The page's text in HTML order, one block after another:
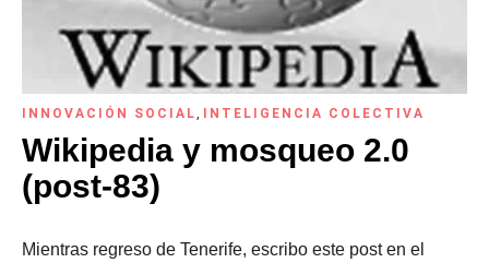
INNOVACIÓN SOCIAL, INTELIGENCIA COLECTIVA
Wikipedia y mosqueo 2.0
(post-83)
Mientras regreso de Tenerife, escribo este post en el